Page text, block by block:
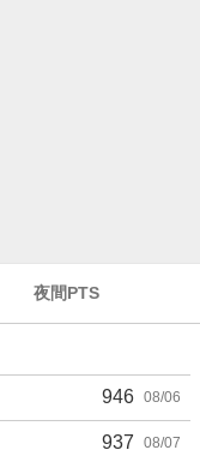
夜間PTS
946 08/06
937 08/07